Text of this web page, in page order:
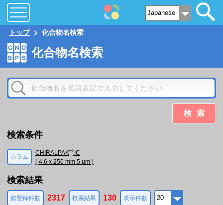
トップ 化合物名検索
化合物名検索
検索
検索条件
カラム
CHIRALPAK®IC
( 4.6 x 250 mm 5 µm )
検索結果
総登録件数 2317 検索結果 130 表示件数